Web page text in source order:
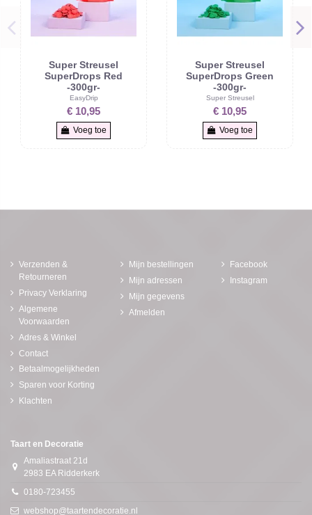
Super Streusel
SuperDrops Red
-300gr-
EasyDrip
€ 10,95
Voeg toe
Super Streusel
SuperDrops Green
-300gr-
Super Streusel
€ 10,95
Voeg toe
Verzenden &
Retourneren
Privacy Verklaring
Algemene
Voorwaarden
Adres & Winkel
Contact
Betaalmogelijkheden
Sparen voor Korting
Klachten
Mijn bestellingen
Mijn adressen
Mijn gegevens
Afmelden
Facebook
Instagram
Taart en Decoratie
Amaliastraat 21d
2983 EA Ridderkerk
0180-723455
webshop@taartendecoratie.nl